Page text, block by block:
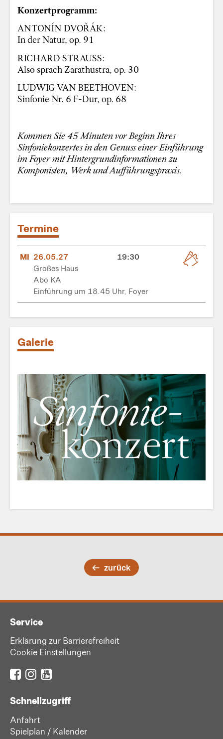
Konzertprogramm:
ANTONÍN DVOŘÁK:
In der Natur, op. 91
RICHARD STRAUSS:
Also sprach Zarathustra, op. 30
LUDWIG VAN BEETHOVEN:
Sinfonie Nr. 6 F-Dur, op. 68
Kommen Sie 45 Minuten vor Beginn Ihres
Sinfoniekonzertes in den Genuss einer Einführung
im Foyer mit Hintergrundinformationen zu
Komponisten, Werk und Aufführungspraxis.
Termine
MI 26.05.27
19:30
Großes Haus
Abo KA
Einführung um 18.45 Uhr, Foyer
Galerie
zurück
Service
Erklärung zur Barrierefreiheit
Cookie Einstellungen
Schnellzugriff
Anfahrt
Spielplan / Kalender